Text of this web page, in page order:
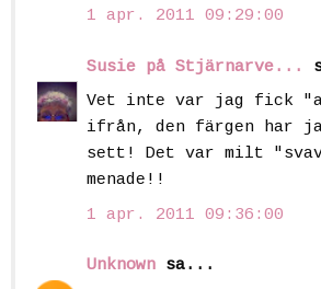
1 apr. 2011 09:29:00
Susie på Stjärnarve...
Vet inte var jag fick
ifrån, den färgen har
sett! Det var milt
menade!!
1 apr. 2011 09:36:00
Unknown sa...